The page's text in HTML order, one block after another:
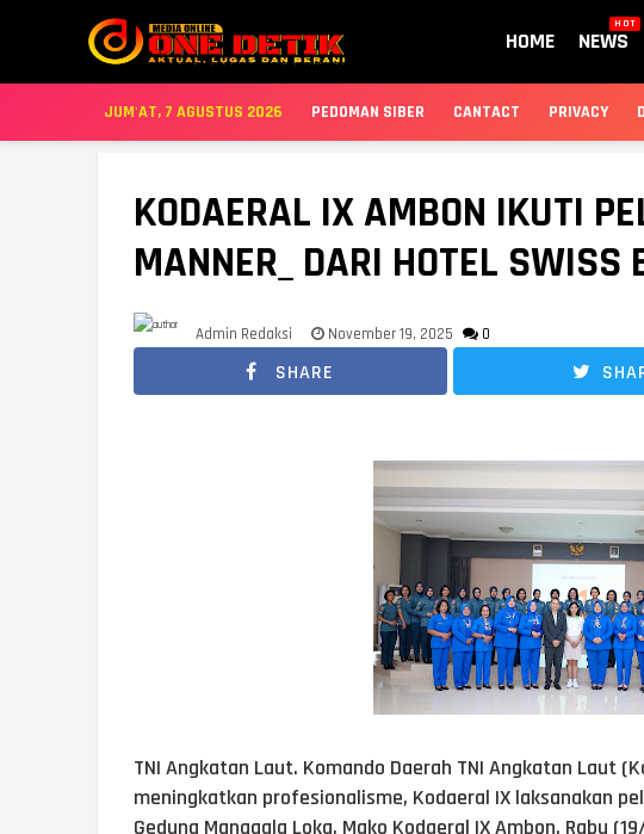
HOME NEWS
HOT
JUM'AT, 7 AGUSTUS 2026 PEDOMAN SIBER CANTACT PRIVACY
KODAERAL IX AMBON IKUTI
MANNER_ DARI HOTEL SWISS
Admin Redaksi November 19, 2025 0
SHARE
TNI Angkatan Laut. Komando Daerah TNI Angkatan Laut
meningkatkan profesionalisme, Kodaeral IX laksanakan
Gedung Manggala Loka, Mako Kodaeral IX Ambon. Rabu